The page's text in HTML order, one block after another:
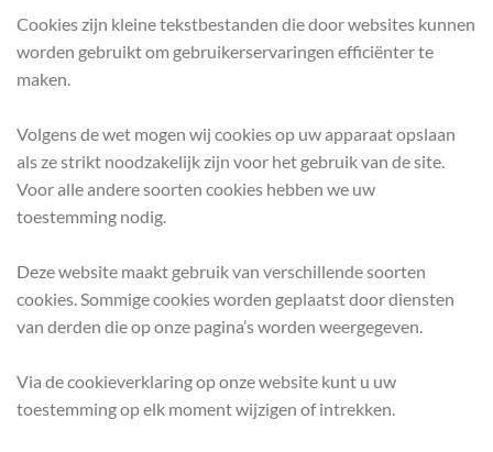
Cookies zijn kleine tekstbestanden die door websites kunnen
worden gebruikt om gebruikerservaringen efficiënter te
maken.
Volgens de wet mogen wij cookies op uw apparaat opslaan
als ze strikt noodzakelijk zijn voor het gebruik van de site.
Voor alle andere soorten cookies hebben we uw
toestemming nodig.
Deze website maakt gebruik van verschillende soorten
cookies. Sommige cookies worden geplaatst door diensten
van derden die op onze pagina’s worden weergegeven.
Via de cookieverklaring op onze website kunt u uw
toestemming op elk moment wijzigen of intrekken.